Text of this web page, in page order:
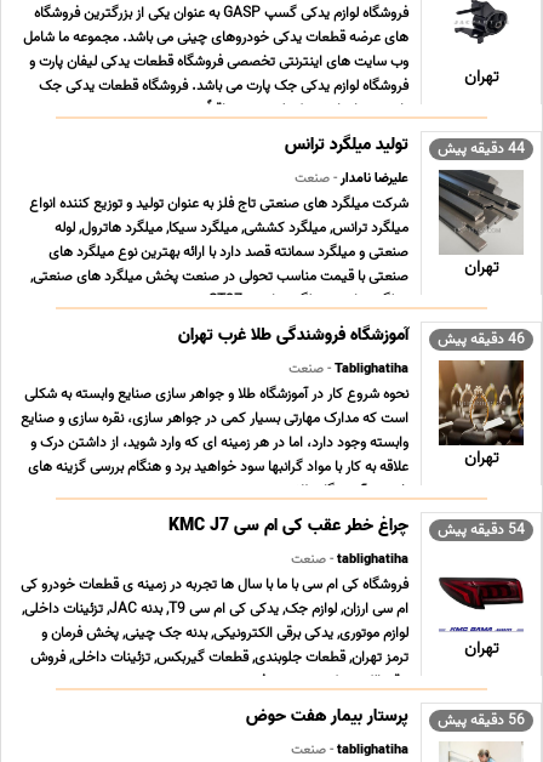
تهران
فروشگاه لوازم یدکی گسپ GASP به عنوان یکی از بزرگترین فروشگاه
های عرضه قطعات یدکی خودروهای چینی می باشد. مجموعه ما شامل
وب سایت های اینترنتی تخصصی فروشگاه قطعات یدکی لیفان پارت و
فروشگاه لوازم یدکی جک پارت می باشد. فروشگاه قطعات یدکی جک
پارت همراه با رشد تکنولوژی و متعاقباً سرعت ت ... ...
44 دقیقه پیش
تهران
تولید میلگرد ترانس
علیرضا نامدار- صنعت
شرکت میلگرد های صنعتی تاج فلز به عنوان تولید و توزیع کننده انواع
میلگرد ترانس, میلگرد کششی, میلگرد سیکا, میلگرد هاترول, لوله
صنعتی و میلگرد سمانته قصد دارد با ارائه بهترین نوع میلگرد های
صنعتی با قیمت مناسب تحولی در صنعت پخش میلگرد های صنعتی,
میلگرد ترانس, میلگرد ترانسی ST37 , می ... ...
46 دقیقه پیش
تهران
آموزشگاه فروشندگی طلا غرب تهران
Tablighatiha- صنعت
نحوه شروع کار در آموزشگاه طلا و جواهر سازی صنایع وابسته به شکلی
است که مدارک مهارتی بسیار کمی در جواهر سازی، نقره سازی و صنایع
وابسته وجود دارد، اما در هر زمینه ای که وارد شوید، از داشتن درک و
علاقه به کار با مواد گرانبها سود خواهید برد و هنگام بررسی گزینه های
خود در آموزشگاه طلا ... ...
54 دقیقه پیش
تهران
چراغ خطر عقب کی ام سی KMC J7
tablighatiha- صنعت
فروشگاه کی ام سی با ما با سال ها تجربه در زمینه ی قطعات خودرو کی
ام سی ارزان, لوازم جک, یدکی کی ام سی T9, بدنه JAC, تزئینات داخلی,
لوازم موتوری, یدکی برقی الکترونیکی, بدنه جک چینی, پخش فرمان و
ترمز تهران, قطعات جلوبندی, قطعات گیربکس, تزئینات داخلی, فروش
برقی الکترونیکی, سیستم فرم ... ...
56 دقیقه پیش پرستار بیمار هفت حوض
tablighatiha- صنعت